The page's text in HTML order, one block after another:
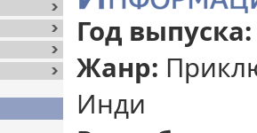
Год выпуска:
Жанр:
Инди